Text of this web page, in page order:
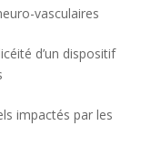
vasculaires
d’un dispositif
impactés par les